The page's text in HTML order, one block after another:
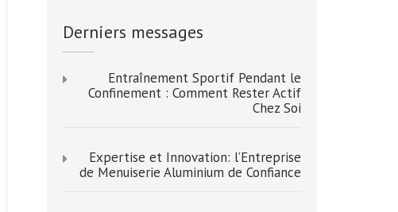
Derniers messages
Entraînement Sportif Pendant le
Confinement : Comment Rester Actif
Chez Soi
Expertise et Innovation: l’Entreprise
de Menuiserie Aluminium de Confiance